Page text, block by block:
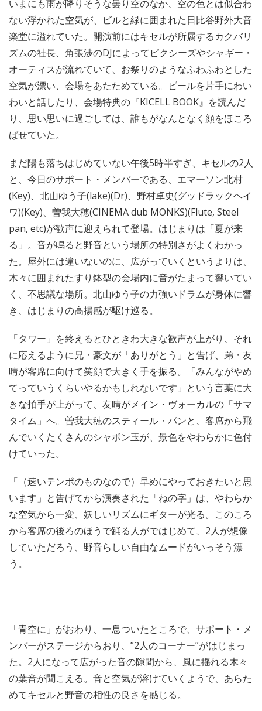
いまにも雨が降りそうな曇り空のなか、空の色とは似合わ
ない浮かれた空気が、ビルと緑に囲まれた日比谷野外大音
楽堂に溢れていた。開演前にはキセルが所属するカクバリ
ズムの社長、角張渉のDJによってピクシーズやシャギー・
オーティスが流れていて、お祭りのようなふわふわとした
空気が漂い、会場をあたためている。ビールを片手にわい
わいと話したり、会場特典の『KICELL BOOK』を読んだ
り、思い思いに過ごしては、誰もがなんとなく顔をほころ
ばせていた。
まだ陽も落ちはじめていない午後5時半すぎ、キセルの2人
と、今日のサポート・メンバーである、エマーソン北村
(Key)、北山ゆう子(lake)(Dr)、野村卓史(グッドラックヘイ
ワ)(Key)、曽我大穂(CINEMA dub MONKS)(Flute, Steel
pan, etc)が歓声に迎えられて登場。はじまりは「夏が来
る」。音が鳴ると野音という場所の特別さがよくわかっ
た。屋外には違いないのに、広がっていくというよりは、
木々に囲まれたすり鉢型の会場内に音がたまって響いてい
く、不思議な場所。北山ゆう子の力強いドラムが身体に響
き、はじまりの高揚感が駆け巡る。
「タワー」を終えるとひときわ大きな歓声が上がり、それ
に応えるように兄・豪文が「ありがとう」と告げ、弟・友
晴が客席に向けて笑顔で大きく手を振る。「みんながやめ
てっていうくらいやるかもしれないです」という言葉に大
きな拍手が上がって、友晴がメイン・ヴォーカルの「サマ
タイム」へ。曽我大穂のスティール・パンと、客席から飛
んでいくたくさんのシャボン玉が、景色をやわらかに色付
けていった。
「（速いテンポのものなので）早めにやっておきたいと思
います」と告げてから演奏された「ねの字」は、やわらか
な空気から一変、妖しいリズムにギターが光る。このころ
から客席の後ろのほうで踊る人がではじめて、2人が想像
していただろう、野音らしい自由なムードがいっそう漂
う。
「青空に」がおわり、一息ついたところで、サポート・メ
ンバーがステージからおり、”2人のコーナー”がはじまっ
た。2人になって広がった音の隙間から、風に揺れる木々
の葉音が聞こえる。音と空気が溶けていくようで、あらた
めてキセルと野音の相性の良さを感じる。